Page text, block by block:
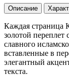
Описание
Каждая страница
золотой переплет
славного
вставленные в
элегантный
текста.